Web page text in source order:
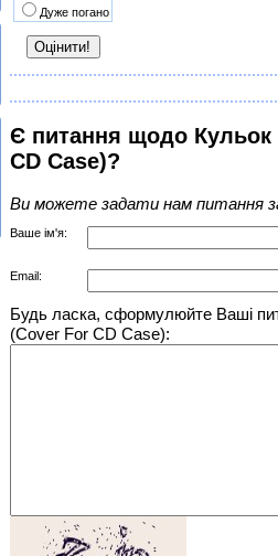
Дуже погано
Є питання щодо
CD Case)?
Ви можете задати нам питання
Ваше ім'я:
Email:
Будь ласка, сформулюйте Ваші
(Cover For CD Case):